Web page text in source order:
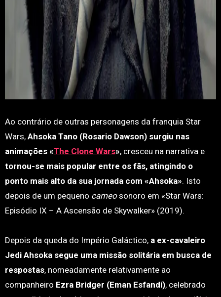
Ao contrário de outras personagens da franquia Star
Wars, Ahsoka Tano (Rosario Dawson) surgiu nas
animações «The Clone Wars», cresceu na narrativa e
tornou-se mais popular entre os fãs, atingindo o
ponto mais alto da sua jornada com «Ahsoka». Isto
depois de um pequeno cameosonoro em «Star Wars:
Episódio IX – A Ascensão de Skywalker» (2019).
Depois da queda do Império Galáctico,a ex-cavaleiro
Jedi Ahsoka segue uma missão solitária em busca de
respostas, nomeadamente relativamente ao
companheiro Ezra Bridger (Eman Esfandi), celebrado